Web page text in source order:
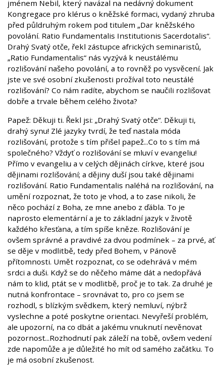
jménem Nebil, který navázal na nedávný dokument
Kongregace pro klérus o kněžské formaci, vydaný zhruba
před půldruhým rokem pod titulem „Dar kněžského
povolání. Ratio Fundamentalis Institutionis Sacerdotalis“.
Drahý Svatý otče, řekl zástupce afrických seminaristů,
„Ratio Fundamentalis“ nás vyzývá k neustálému
rozlišování našeho povolání, a to rovněž po vysvěcení. Jak
jste ve své osobní zkušenosti prožíval toto neustálé
rozlišování? Co nám radíte, abychom se naučili rozlišovat
dobře a trvale během celého života?
Papež: Děkuji ti. Řekl jsi: „Drahý Svatý otče“. Děkuji ti,
drahý synu! Zlé jazyky tvrdí, že teď nastala móda
rozlišování, protože s tím přišel papež...Co to s tím má
společného? Vždyť o rozlišování se mluví v evangeliu!
Přímo v evangeliu a v celých dějinách církve, které jsou
dějinami rozlišování; a dějiny duší jsou také dějinami
rozlišování. Ratio Fundamentalis naléhá na rozlišování, na
umění rozpoznat, že toto je vhod, a to zase nikoli, že
něco pochází z Boha, ze mne anebo z ďábla. To je
naprosto elementární a je to základní jazyk v životě
každého křesťana, a tím spíše kněze. Rozlišování je
ovšem správné a pravdivé za dvou podmínek – za prvé, ať
se děje v modlitbě, tedy před Bohem, v Pánově
přítomnosti. Umět rozpoznat, co se odehrává v mém
srdci a duši. Když se do něčeho máme dát a nedopřává
nám to klid, ptát se v modlitbě, proč je to tak. Za druhé je
nutná konfrontace – srovnávat to, pro co jsem se
rozhodl, s blízkým svědkem, který nemluví, nýbrž
vyslechne a poté poskytne orientaci. Nevyřeší problém,
ale upozorní, na co dbát a jakému vnuknutí nevěnovat
pozornost...Rozhodnutí pak záleží na tobě, ovšem vedení
zde napomůže a je důležité ho mít od samého začátku. To
je má osobní zkušenost.